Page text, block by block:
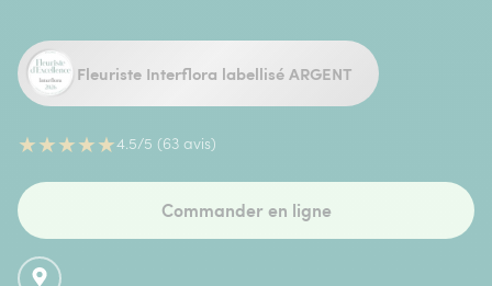
Fleuriste Interflora labellisé ARGENT
★★★★★4.5/5 (63 avis)
Commander en ligne